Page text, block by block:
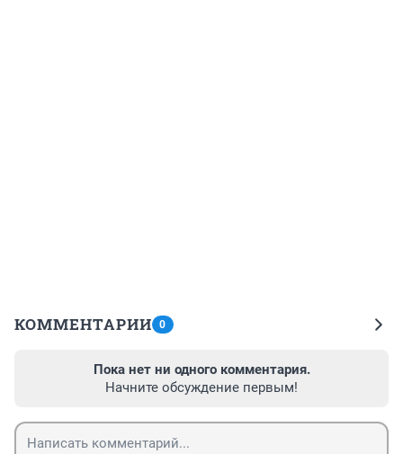
КОММЕНТАРИИ 0
Пока нет ни одного комментария.
Начните обсуждение первым!